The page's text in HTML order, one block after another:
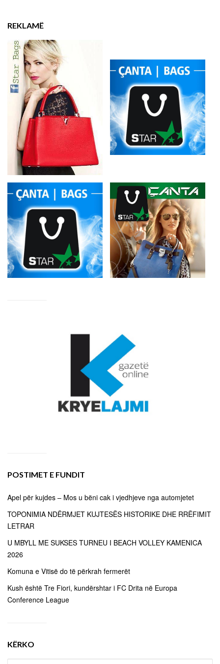
REKLAMË
POSTIMET E FUNDIT
Apel për kujdes – Mos u bëni cak i vjedhjeve nga automjetet
TOPONIMIA NDËRMJET KUJTESËS HISTORIKE DHE RRËFIMIT
LETRAR
U MBYLL ME SUKSES TURNEU I BEACH VOLLEY KAMENICA
2026
Komuna e Vitisë do të përkrah fermerët
Kush është Tre Fiori, kundërshtar i FC Drita në Europa
Conference League
KËRKO